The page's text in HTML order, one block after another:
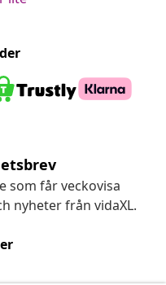
som får veckovisa
nyheter från vidaXL.